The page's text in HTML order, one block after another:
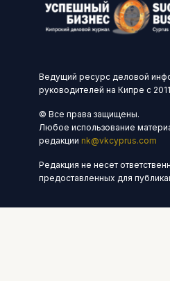
Ведущий ресурс деловой
руководителей на Кипре с
© Все права защищены.
Любое использование
редакции nk@vkcyprus.com
Редакция не несет
предоставленных для